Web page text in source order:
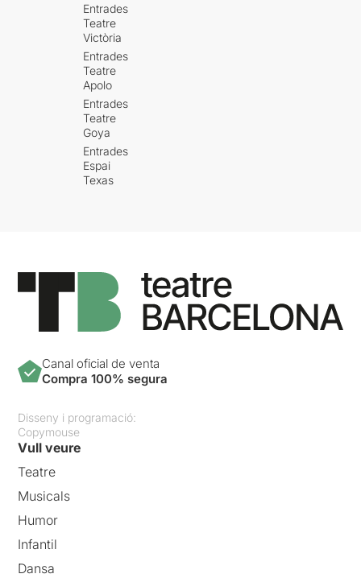
Entrades
Teatre
Victòria
Entrades
Teatre
Apolo
Entrades
Teatre
Goya
Entrades
Espai
Texas
Canal oficial de venta
Compra 100% segura
Disseny i programació:
Copymouse
Vull veure
Teatre
Musicals
Humor
Infantil
Dansa